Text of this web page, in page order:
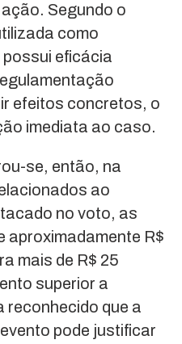
Segundo o
como
eficácia
efeitos concretos, o
imediata ao caso.
se, então, na
ao
no voto, as
aproximadamente R$
mais de R$ 25
superior a
reconhecido que a
pode justificar